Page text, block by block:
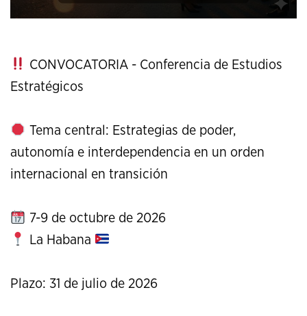
CONVOCATORIA - Conferencia de Estudios
Estratégicos
Tema central: Estrategias de poder,
autonomía e interdependencia en un orden
internacional en transición
7-9 de octubre de 2026
La Habana
Plazo: 31 de julio de 2026